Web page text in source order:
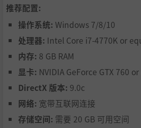
推荐配置:
操作系统: Windows 7/8/10
处理器: Intel Core i7-4770K or
内存: 8 GB RAM
显卡: NVIDIA GeForce GTX 760
DirectX 版本: 9.0c
网络: 宽带互联网连接
存储空间: 需要 20 GB 可用空间